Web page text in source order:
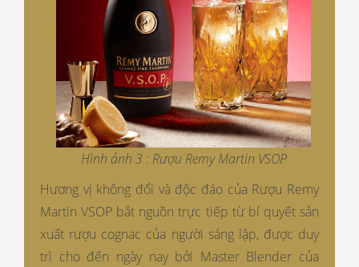
Hình ảnh 3 : Rượu Remy Martin VSOP
Hương vị không đổi và độc đáo của Rượu Remy
Martin VSOP bắt nguồn trực tiếp từ bí quyết sản
xuất rượu cognac của người sáng lập, được duy
trì cho đến ngày nay bởi Master Blender của